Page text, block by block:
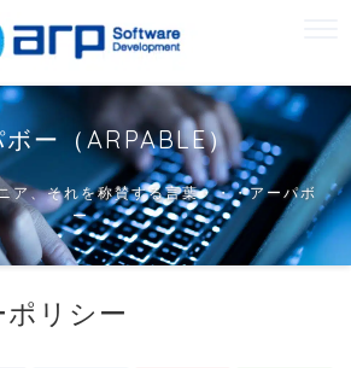
ー（ARPABLE）
ア、それを称賛する言葉・・・アーパボ
ー
リシー